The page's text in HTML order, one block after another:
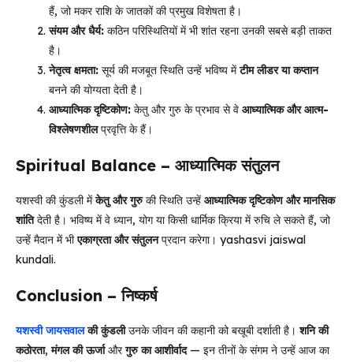
हैं, जो मकर राशि के जातकों की प्रमुख विशेषता है।
संयम और धैर्य: कठिन परिस्थितियों में भी शांत रहना उनकी सबसे बड़ी ताकत
है।
नेतृत्व क्षमता: सूर्य की मजबूत स्थिति उन्हें भविष्य मेंटीम लीडर या कप्तान
बनने की योग्यता देती है।
आध्यात्मिक दृष्टिकोण: केतु और गुरु के प्रभाव से वे आध्यात्मिक और आत्म-
विश्लेषणशीलप्रवृत्ति के हैं।
Spiritual Balance – आध्यात्मिक संतुलन
यशस्वी की कुंडली मेंकेतु और गुरुकी स्थिति उन्हें आध्यात्मिक दृष्टिकोण और मानसिक
शांतिदेती है। भविष्य में वे ध्यान, योग या किसी धार्मिक क्रिया में रुचि ले सकते हैं, जो
उन्हें मैदान में भीएकाग्रता और संतुलनप्रदान करेगा। yashasvi jaiswal
kundali.
Conclusion – निष्कर्ष
यशस्वी जायसवालकी कुंडलीउनके जीवन की कहानी को बखूबी दर्शाती है।शनि की
कठोरता,मंगल की ऊर्जाऔरगुरु का आशीर्वाद— इन तीनों के संगम ने उन्हें आज का